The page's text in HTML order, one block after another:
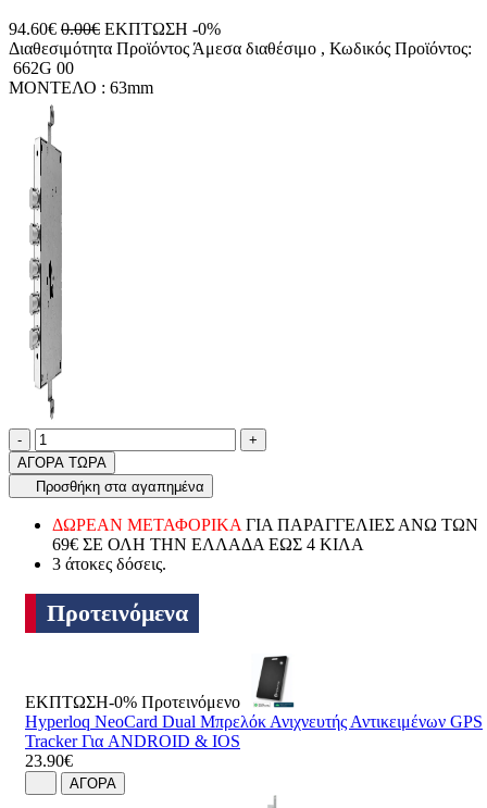
94.60€ 0.00€ ΕΚΠΤΩΣΗ -0%
Διαθεσιμότητα Προϊόντος Άμεσα διαθέσιμο , Κωδικός Προϊόντος:
662G 00
ΜΟΝΤΕΛΟ : 63mm
Ποσότητα
-product.increase.quantity +
ΑΓΟΡΑ ΤΩΡΑ
Προσθήκη στα αγαπημένα
ΔΩΡΕΑΝ ΜΕΤΑΦΟΡΙΚΑ ΓΙΑ ΠΑΡΑΓΓΕΛΙΕΣ ΑΝΩ ΤΩΝ
69€ ΣΕ ΟΛΗ ΤΗΝ ΕΛΛΑΔΑ ΕΩΣ 4 ΚΙΛΑ
3 άτοκες δόσεις.
Προτεινόμενα
ΕΚΠΤΩΣΗ-0% Προτεινόμενο
Hyperloq NeoCard Dual Μπρελόκ Ανιχνευτής Αντικειμένων GPS
Tracker Για ANDROID & IOS
23.90€
ΑΓΟΡΑ